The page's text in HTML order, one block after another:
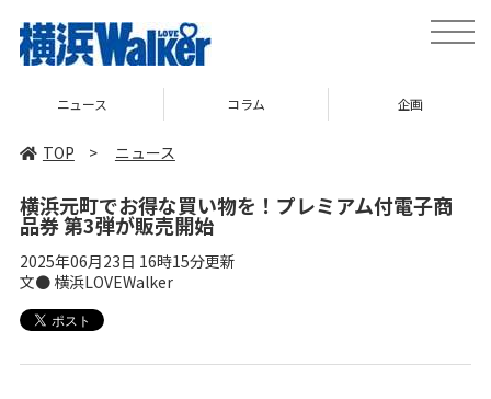
toggle
ニュース コラム 企画
TOP > ニュース
横浜元町でお得な買い物を！プレミアム付電子商
品券 第3弾が販売開始
2025年06月23日 16時15分更新
文● 横浜LOVEWalker